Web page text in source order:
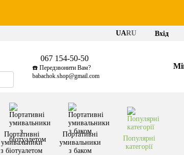
UARU Вхід
067 154-50-50
☎️ Передзвонити Вам?
babachok.shop@gmail.com
Портативні
умивальники
з біотуалетом
Портативні
умивальники
з баком
Популярні
категорії